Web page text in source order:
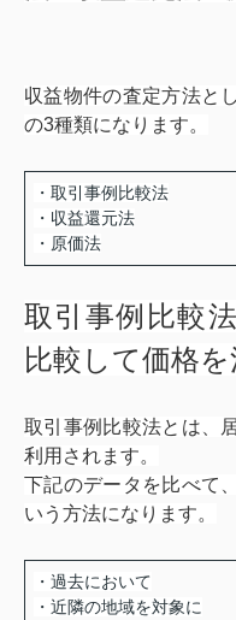
収益物件の査定方法と
の3種類になります。
・取引事例比較法
・収益還元法
・原価法
取引事例比較
比較して価格を
取引事例比較法とは、
利用されます。
下記のデータを比べて
いう方法になります。
・過去において
・近隣の地域を対象に